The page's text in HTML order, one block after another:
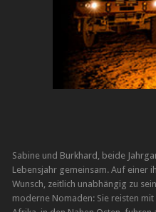
Sabine und Burkhard, beide
Lebensjahr gemeinsam. Auf einer
Wunsch, zeitlich unabhängig zu
moderne Nomaden: Sie reisten